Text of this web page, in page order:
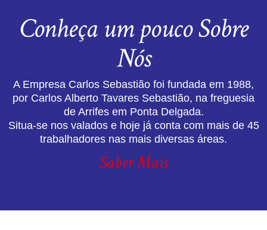
Conheça um pouco Sobre
Nós
A Empresa Carlos Sebastião foi fundada em 1988,
por Carlos Alberto Tavares Sebastião, na freguesia
de Arrifes em Ponta Delgada.
Situa-se nos valados e hoje já conta com mais de 45
trabalhadores nas mais diversas áreas.
Saber Mais